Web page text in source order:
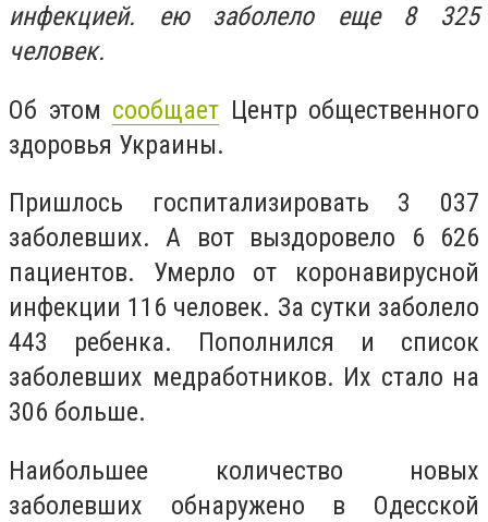
инфекцией. ею заболело еще 8 325
человек.
Об этом сообщает Центр общественного
здоровья Украины.
Пришлось госпитализировать 3 037
заболевших. А вот выздоровело 6 626
пациентов. Умерло от коронавирусной
инфекции 116 человек. За сутки заболело
443 ребенка. Пополнился и список
заболевших медработников. Их стало на
306 больше.
Наибольшее количество новых
заболевших обнаружено в Одесской